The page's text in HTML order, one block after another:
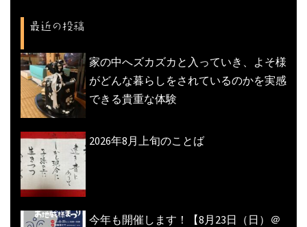
ン
最近の投稿
家の中へズカズカと入っていき、よそ様
がどんな暮らしをされているのかを実感
できる貴重な体験
2026年8月上旬のことば
今年も開催します！【8月23日（日）＠